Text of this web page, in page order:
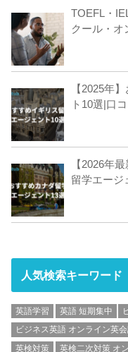
TOEFL・
クール・オ
【2025年
ト10選|口
【2026年
留学エージ
人気検索キーワード
英語学習 英語 短期集中
ビジネス英語 オンライン英
英検対策
英検二次対策 オ